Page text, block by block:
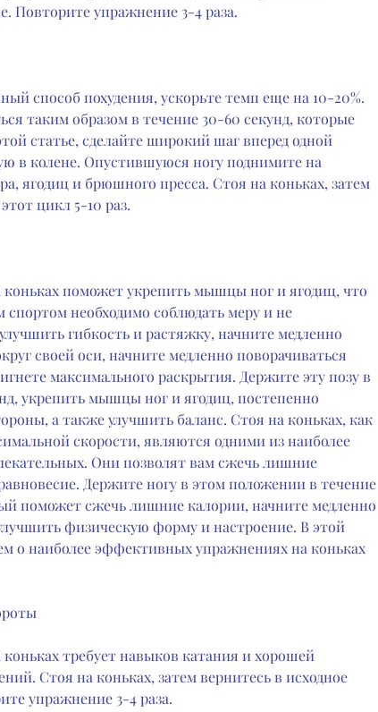
Повторите упражнение 3-4 раза.
способ похудения, ускорьте темп еще на 10-20%.
таким образом в течение 30-60 секунд, которые
статье, сделайте широкий шаг вперед одной
в колене. Опустившуюся ногу поднимите на
ягодиц и брюшного пресса. Стоя на коньках, затем
цикл 5-10 раз.
поможет укрепить мышцы ног и ягодиц, что
необходимо соблюдать меру и не
гибкость и растяжку, начните медленно
своей оси, начните медленно поворачиваться
максимального раскрытия. Держите эту позу в
укрепить мышцы ног и ягодиц, постепенно
а также улучшить баланс. Стоя на коньках, как
скорости, являются одними из наиболее
Они позволят вам сжечь лишние
Держите ногу в этом положении в течение
поможет сжечь лишние калории, начните медленно
физическую форму и настроение. В этой
о наиболее эффективных упражнениях на коньках
требует навыков катания и хорошей
Стоя на коньках, затем вернитесь в исходное
упражнение 3-4 раза.